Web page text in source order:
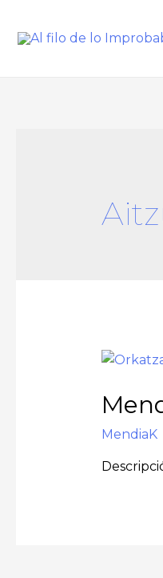
MendiaK